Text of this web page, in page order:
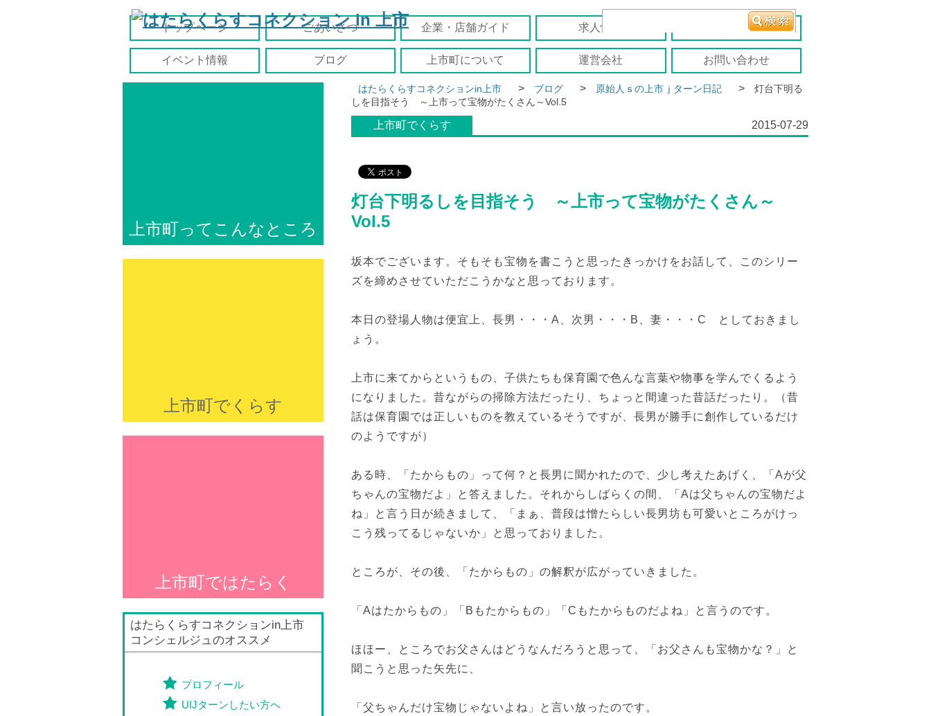
トップページ ごあいさつ 企業・店舗ガイド 求人情報 移住者の声
イベント情報 ブログ 上市町について 運営会社 お問い合わせ
はたらくらすコネクションin上市 > ブログ > 原始人ｓの上市ｊターン日記 >
灯台下明る
しを目指そう ～上市って宝物がたくさん～Vol.5
上市町でくらす 2015-07-29
灯台下明るしを目指そう ～上市って宝物がたくさん～
Vol.5
坂本でございます。そもそも宝物を書こうと思ったきっかけをお話して、このシリー
ズを締めさせていただこうかなと思っております。
本日の登場人物は便宜上、長男・・・A、次男・・・B、妻・・・C としておきまし
ょう。
上市に来てからというもの、子供たちも保育園で色んな言葉や物事を学んでくるよう
になりました。昔ながらの掃除方法だったり、ちょっと間違った昔話だったり。（昔
話は保育園では正しいものを教えているそうですが、長男が勝手に創作しているだけ
のようですが）
ある時、「たからもの」って何？と長男に聞かれたので、少し考えたあげく、「Aが父
ちゃんの宝物だよ」と答えました。それからしばらくの間、「Aは父ちゃんの宝物だよ
ね」と言う日が続きまして、「まぁ、普段は憎たらしい長男坊も可愛いところがけっ
こう残ってるじゃないか」と思っておりました。
ところが、その後、「たからもの」の解釈が広がっていきました。
「Aはたからもの」「Bもたからもの」「Cもたからものだよね」と言うのです。
ほほー、ところでお父さんはどうなんだろうと思って、「お父さんも宝物かな？」と
聞こうと思った矢先に、
「父ちゃんだけ宝物じゃないよね」と言い放ったのです。
上市町ってこんなところ
上市町でくらす
上市町ではたらく
はたらくらすコネクションin上市
コンシェルジュのオススメ
プロフィール
UIJターンしたい方へ